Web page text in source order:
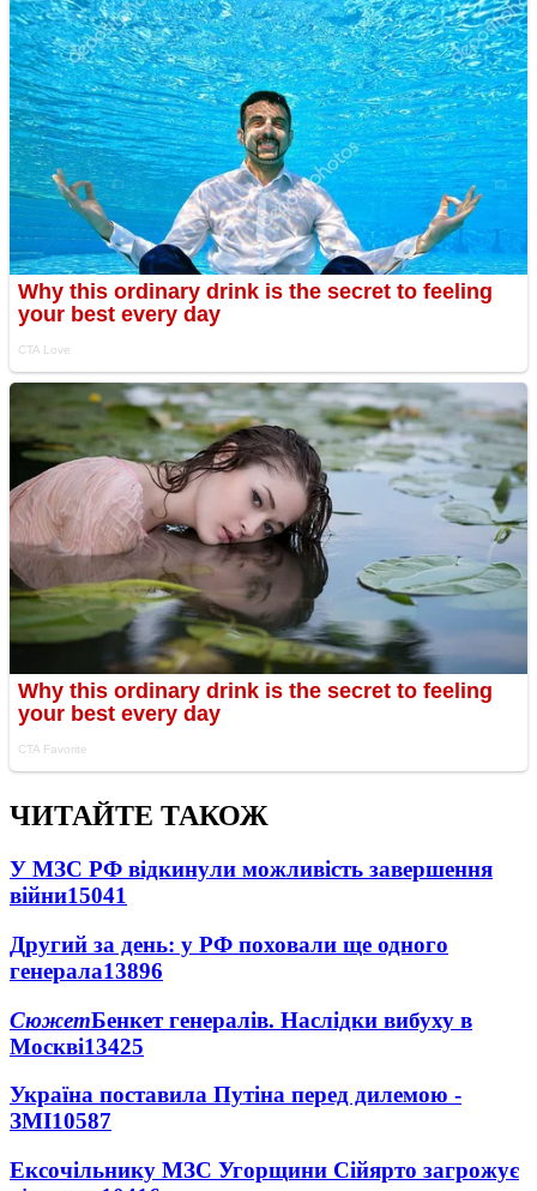
ЧИТАЙТЕ ТАКОЖ
У МЗС РФ відкинули можливість завершення
війни15041
Другий за день: у РФ поховали ще одного
генерала13896
СюжетБенкет генералів. Наслідки вибуху в
Москві13425
Україна поставила Путіна перед дилемою -
ЗМІ10587
Ексочільнику МЗС Угорщини Сійярто загрожує